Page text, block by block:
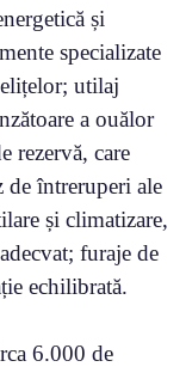
și
specializate
utilaj
a ouălor
rezervă, care
de întreruperi ale
și climatizare,
furaje de
echilibrată.
6.000 de